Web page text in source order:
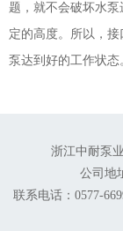
题，就不会破坏水
定的高度。所以，
泵达到好的工作状态
浙江中耐泵
公司地
联系电话：0577-